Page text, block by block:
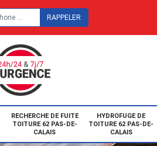
RECHERCHE DE FUITE
TOITURE 62 PAS-DE-
CALAIS
HYDROFUGE DE
TOITURE 62 PAS-DE-
CALAIS